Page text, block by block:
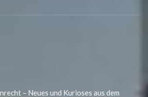
– Neues und Kurioses aus dem